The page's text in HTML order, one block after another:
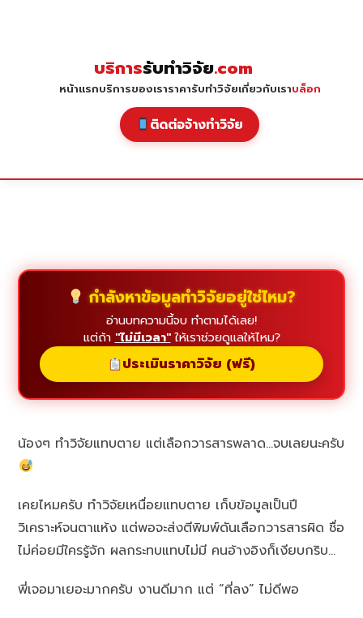
บริการรับทำวิจัย.com
หน้าแรกบริการของเราราคารับทำวิจัยเกี่ยวกับเราบล็อก
ติดต่อจ้างทำวิจัย
กำลังหาข้อมูลทำวิจัยอยู่ใช่ไหม?
อ่านบทความนี้จบ ทำตามได้เลย!
แต่ถ้า "ไม่มีเวลา"ให้เราช่วยดูแลให้ไหม?
ประเมินราคาวิจัย (ฟรี)
น้องๆ ทำวิจัยแทบตาย แต่เลือกวารสารพลาด…จบเลยนะครับ
เคยไหมครับ ทำวิจัยเหนื่อยแทบตาย เก็บข้อมูลเป็นปี
วิเคราะห์จนตาแห้ง แต่พอจะส่งตีพิมพ์ดันเลือกวารสารผิด ชื่อ
ไม่ค่อยมีใครรู้จัก ผลกระทบแทบไม่มี คนอ้างอิงก็เงียบกริบ…
พี่เจอมาเยอะมากครับ งานดีมาก แต่ “ที่ลง” ไม่ดีพอ